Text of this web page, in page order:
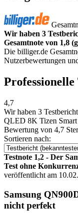
Wir haben 3
Gesamtnote von 1,8
Die billiger.de
Nutzerbewertungen
4,7
Wir haben 3
QLED 8K Tizen
Bewertung von 4,7
Sortieren nach:
Testnote 1,2 - Der
Test ohne
veröffentlicht am
Samsung
nicht perfekt